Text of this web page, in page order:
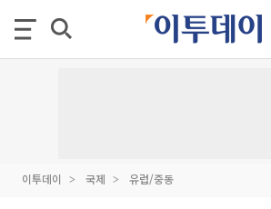
이투데이 국제 유럽/중동